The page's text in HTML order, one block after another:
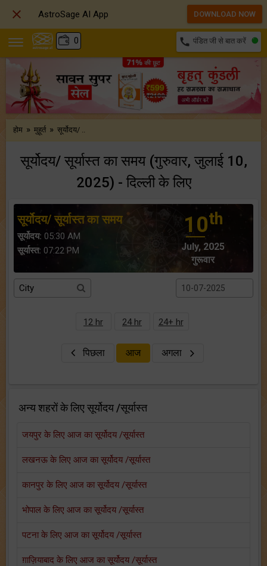
0 call पंडित जी से बात करें
होम » मुहूर्त » सूर्योदय/ ..
सूर्योदय/ सूर्यास्त का समय (गुरुवार, जुलाई 10,
2025) - दिल्ली के लिए
सूर्योदय/ सूर्यास्त का समय
सूर्योदय: 05:30 AM
सूर्यास्त: 07:22 PM
10th
July, 2025
गुरूवार
12 hr 24 hr 24+ hr
पिछला आज अगला
अन्य शहरों के लिए सूर्योदय /सूर्यास्त
जयपुर के लिए आज का सूर्योदय /सूर्यास्त
लखनऊ के लिए आज का सूर्योदय /सूर्यास्त
कानपुर के लिए आज का सूर्योदय /सूर्यास्त
भोपाल के लिए आज का सूर्योदय /सूर्यास्त
पटना के लिए आज का सूर्योदय /सूर्यास्त
ग़ाज़ियाबाद के लिए आज का सूर्योदय /सूर्यास्त
 AstroSage AI App DOWNLOAD NOW